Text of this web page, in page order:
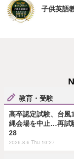
子供英語
教育・受験
高卒認定試験、台風
縄会場を中止…再試
28
2026.8.6 Thu 10:27